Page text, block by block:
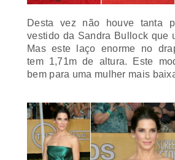
vestido da Sandra Bullock que
Mas este laço enorme no
tem 1,71m de altura. Este
bem para uma mulher mais